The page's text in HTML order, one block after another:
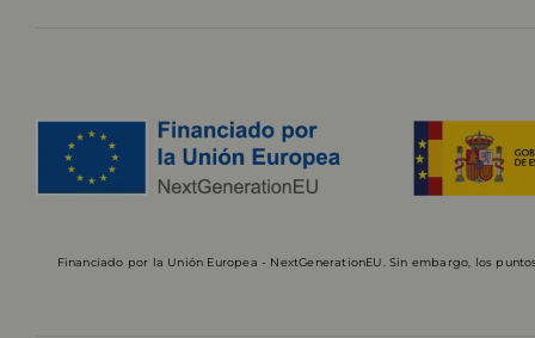
Financiado por la Unión Europea - NextGenerationEU. Sin embargo, los